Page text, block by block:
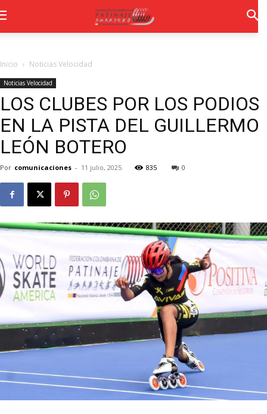
Inicio Noticias Velocidad
Noticias Velocidad
LOS CLUBES POR LOS PODIOS
EN LA PISTA DEL GUILLERMO
LEÓN BOTERO
Por comunicaciones - 11 julio, 2025 835 0